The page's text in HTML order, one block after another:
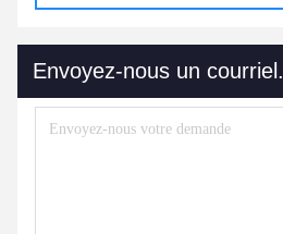
Envoyez-nous un courriel.